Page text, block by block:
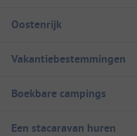
Oostenrijk
Vakantiebestemmingen
Boekbare campings
Een stacaravan huren